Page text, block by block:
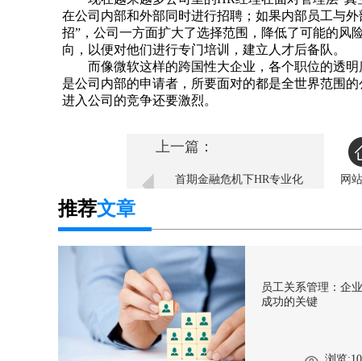
在公司内部和外部同时进行招聘；如果内部员工与
招”，公司一方面扩大了选择范围，降低了可能的风
向，以便对他们进行专门培训，建立人才后备队。
而像微软这样的跨国性大企业，各个职位的透明
是公司内部的申请者，所要面对的都是全世界范围
进入公司的竞争还要激烈。
上一篇：
首期金融危机下HR专业化
网
推荐文章
员工关系管理：企业
成功的关键